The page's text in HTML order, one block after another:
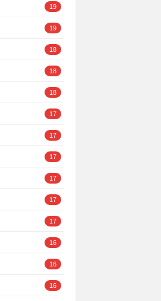
19
19
18
18
18
17
17
17
17
17
17
16
16
16